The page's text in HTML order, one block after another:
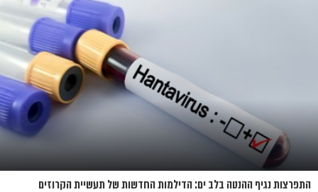
התפרצות נגיף ההנטה בלב ים: הדילמות החדשות של תעשיית הקרוזים